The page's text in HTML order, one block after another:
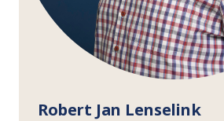
Robert Jan Lenselink